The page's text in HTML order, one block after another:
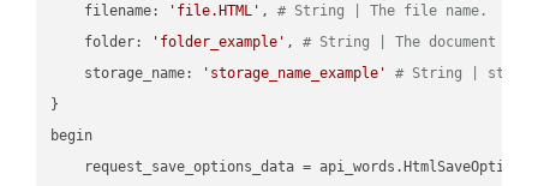
    filename:
'file.HTML' , # String | The file name.
    folder:
'folder_example' , # String | The document
    storage_name:
'storage_name_example'
# String |
}
begin
request_save_options_data =